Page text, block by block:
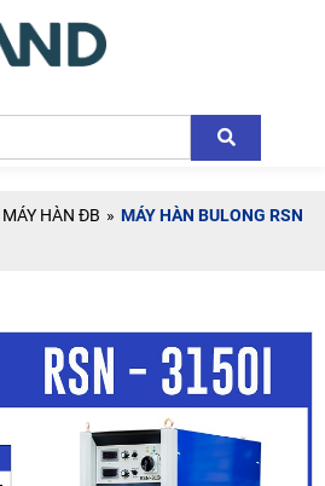
MÁY HÀN ĐB » MÁY HÀN BULONG RSN